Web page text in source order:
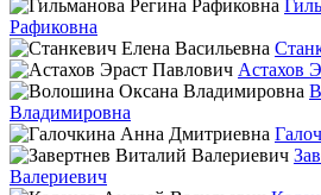
Рафиковна
Астахов
Владимировна
Валериевич